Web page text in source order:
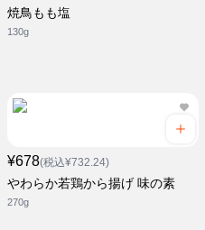
焼鳥もも塩
130g
¥678(税込¥732.24)
やわらか若鶏から揚げ 味の素
270g